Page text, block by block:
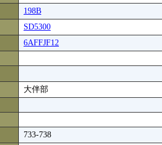
198B
SD5300
6AFFJF12
大伴部
733-738